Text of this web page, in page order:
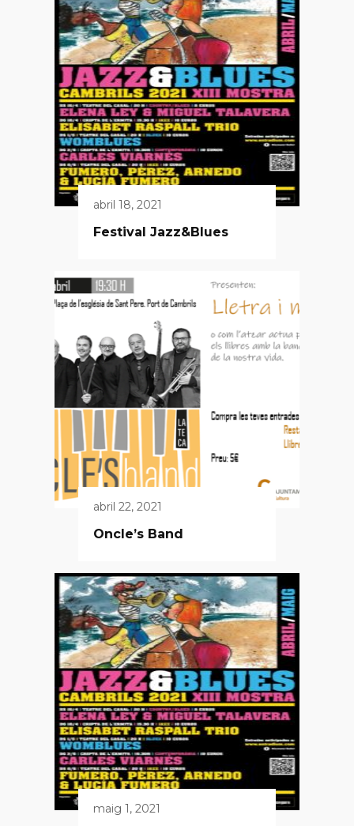
abril 18, 2021
Festival Jazz&Blues
abril 22, 2021
Oncle’s Band
maig 1, 2021